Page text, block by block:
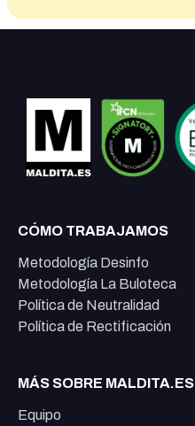
CÓMO TRABAJAMOS
Metodología Desinfo
Metodología La Buloteca
Política de Neutralidad
Política de Rectificación
MÁS SOBRE MALDITA.ES
Equipo